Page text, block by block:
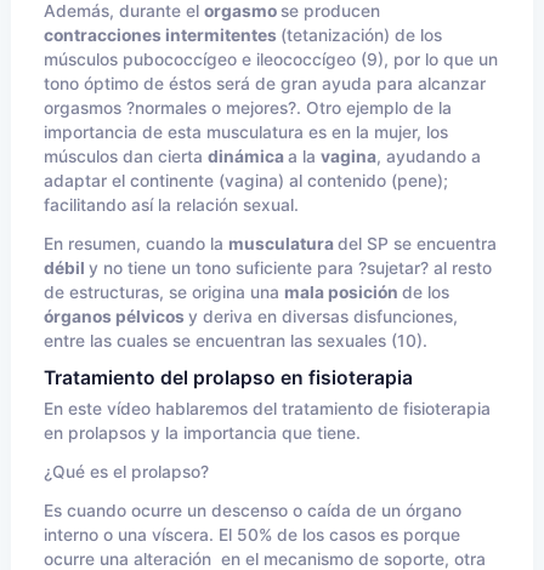
Además, durante el orgasmo se producen
contracciones intermitentes (tetanización) de los
músculos pubococcígeo e ileococcígeo (9), por lo que un
tono óptimo de éstos será de gran ayuda para alcanzar
orgasmos ?normales o mejores?. Otro ejemplo de la
importancia de esta musculatura es en la mujer, los
músculos dan cierta dinámicaa la vagina, ayudando a
adaptar el continente (vagina) al contenido (pene);
facilitando así la relación sexual.
En resumen, cuando la musculaturadel SP se encuentra
débil y no tiene un tono suficiente para ?sujetar? al resto
de estructuras, se origina una mala posición de los
órganos pélvicosy deriva en diversas disfunciones,
entre las cuales se encuentran las sexuales (10).
Tratamiento del prolapso en fisioterapia
En este vídeo hablaremos del tratamiento de fisioterapia
en prolapsos y la importancia que tiene.
¿Qué es el prolapso?
Es cuando ocurre un descenso o caída de un órgano
interno o una víscera. El 50% de los casos es porque
ocurre una alteración en el mecanismo de soporte, otra